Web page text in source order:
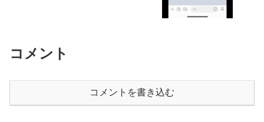
コメント
コメントを書き込む